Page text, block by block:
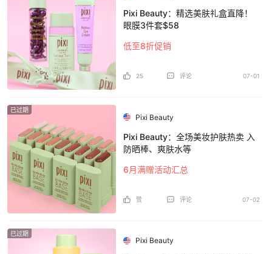
Pixi Beauty：精选美肤礼盒直降！
眼膜3件套$58
低至8折促销
25 评论 07-01
已过期
Pixi Beauty
Pixi Beauty：全场美妆护肤热卖 入
防晒棒、爽肤水等
6月满赠活动汇总
赞 评论 07-02
已过期
Pixi Beauty